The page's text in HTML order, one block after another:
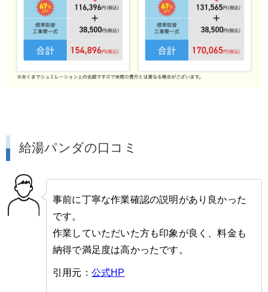
給湯パンダの口コミ
事前に丁寧な作業確認の説明があり良かった
です。
作業していただいた方も印象が良く、料金も
納得で満足度は高かったです。
引用元： 公式HP